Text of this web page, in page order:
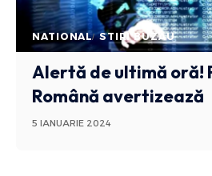
NATIONAL STIRI BUZAU
Alertă de ultimă oră!
Română avertizează
5 IANUARIE 2024